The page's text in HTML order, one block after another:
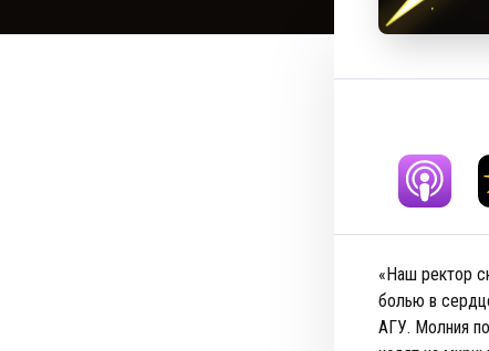
«Наш ректор
болью в
АГУ. Молния